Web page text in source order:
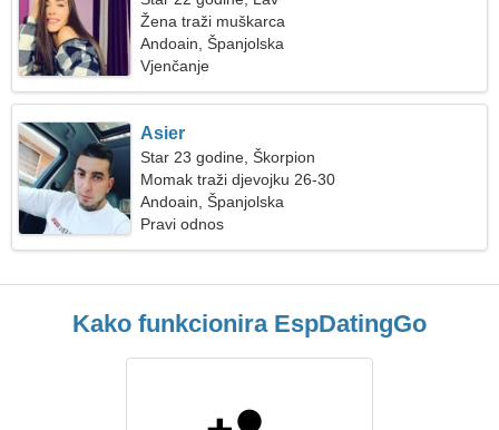
Žena traži muškarca
Andoain, Španjolska
Vjenčanje
Asier
Star 23 godine, Škorpion
Momak traži djevojku 26-30
Andoain, Španjolska
Pravi odnos
Kako funkcionira EspDatingGo